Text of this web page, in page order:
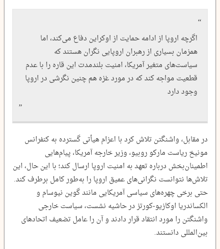
اگرچه اروپا از ادامه حمایت از اوکراین دفاع می‌کند، اما
همزمان بسیاری از رهبران اروپایی نگران هستند که
سیاست‌های متغیر آمریکا، امنیت بلندمدت این قاره را با عدم
قطعیت مواجه کند که در مورد غزه هم چنین نگرشی در اروپا
وجود دارد
در مقابل، واشنگتن تلاش کرد با اعزام هیأتی گسترده به کنفرانس
مونیخ ریاست مارکو روبیو، وزیر خارجه آمریکا، پیام‌هایی
اطمینان‌بخش درباره تعهد به امنیت اروپا ارسال کند؛ با این حال، این
تلاش‌ها نتوانست نگرانی‌های عمیق اروپا را به‌طور کامل برطرف کند.
حتی برخی چهره‌های سیاسی آمریکایی مانند گوین نیوسام و
الکساندریا اوکازیو-کورتز در حاشیه نشست، سیاست خارجی
واشنگتن را مورد انتقاد قرار دادند و آن را عامل تضعیف اتحادهای
بین‌المللی دانستند.